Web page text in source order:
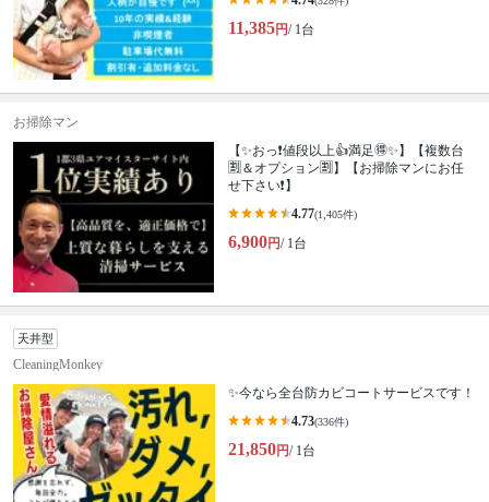
11,385円/ 1台
お掃除マン
【✨おっ❗値段以上👍満足🉐✨】【複数台
🈹＆オプション🈹】【お掃除マンにお任
せ下さい❗】
4.77(1,405件)
6,900円/ 1台
天井型
CleaningMonkey
✨今なら全台防カビコートサービスです！
4.73(336件)
21,850円/ 1台